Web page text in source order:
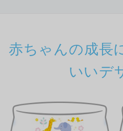
赤ちゃんの成長
いいデ